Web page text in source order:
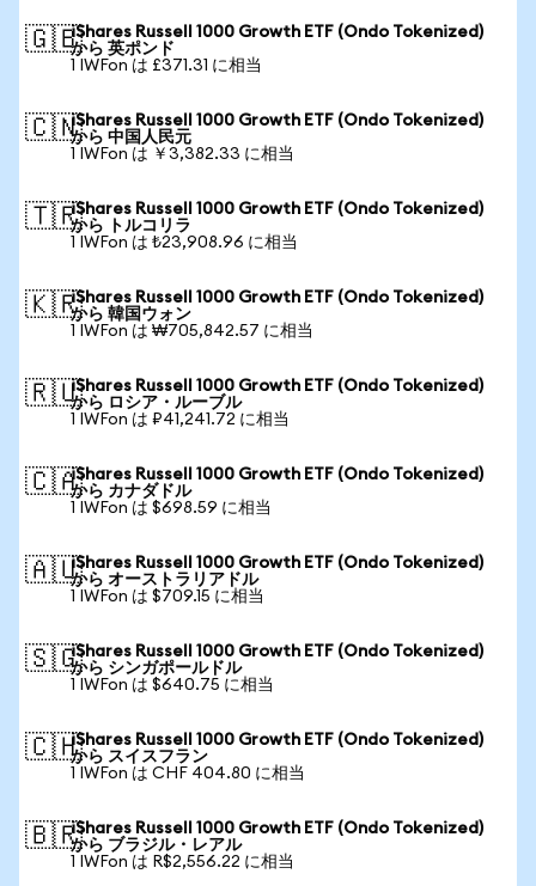
🇬🇧iShares Russell 1000 Growth ETF (Ondo Tokenized)
から 英ポンド
1 IWFon は £371.31 に相当
🇨🇳iShares Russell 1000 Growth ETF (Ondo Tokenized)
から 中国人民元
1 IWFon は ￥3,382.33 に相当
🇹🇷iShares Russell 1000 Growth ETF (Ondo Tokenized)
から トルコリラ
1 IWFon は ₺23,908.96 に相当
🇰🇷iShares Russell 1000 Growth ETF (Ondo Tokenized)
から 韓国ウォン
1 IWFon は ₩705,842.57 に相当
🇷🇺iShares Russell 1000 Growth ETF (Ondo Tokenized)
から ロシア・ルーブル
1 IWFon は ₽41,241.72 に相当
🇨🇦iShares Russell 1000 Growth ETF (Ondo Tokenized)
から カナダドル
1 IWFon は $698.59 に相当
🇦🇺iShares Russell 1000 Growth ETF (Ondo Tokenized)
から オーストラリアドル
1 IWFon は $709.15 に相当
🇸🇬iShares Russell 1000 Growth ETF (Ondo Tokenized)
から シンガポールドル
1 IWFon は $640.75 に相当
🇨🇭iShares Russell 1000 Growth ETF (Ondo Tokenized)
から スイスフラン
1 IWFon は CHF 404.80 に相当
🇧🇷iShares Russell 1000 Growth ETF (Ondo Tokenized)
から ブラジル・レアル
1 IWFon は R$2,556.22 に相当